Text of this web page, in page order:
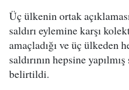
Üç ülkenin ortak
saldırı eylemine karşı
amaçladığı ve üç ülkeden
saldırının hepsine
belirtildi.